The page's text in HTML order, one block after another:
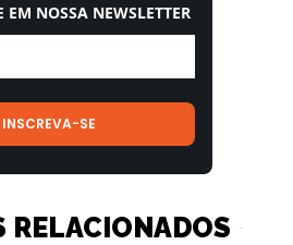
EM NOSSA NEWSLETTER
RELACIONADOS